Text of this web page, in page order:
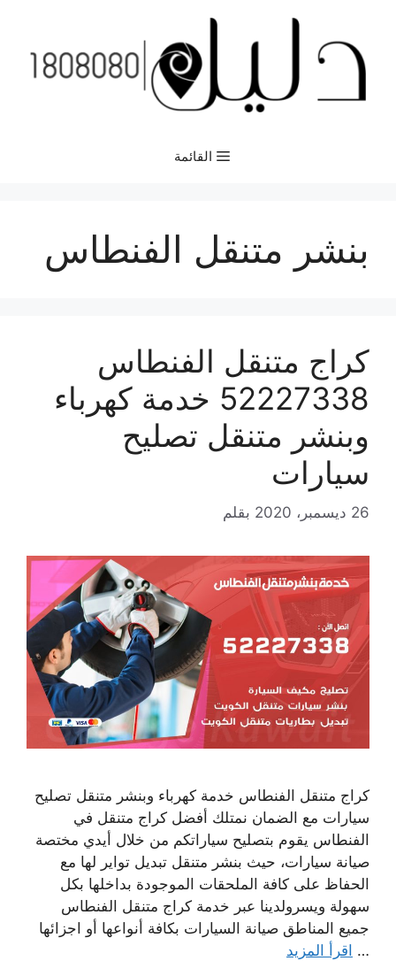
المحتوى
القائمة
بنشر متنقل الفنطاس
كراج متنقل الفنطاس
52227338 خدمة كهرباء
وبنشر متنقل تصليح
سيارات
26 ديسمبر، 2020 بقلم
كراج متنقل الفنطاس خدمة كهرباء وبنشر متنقل تصليح
سيارات مع الضمان نمتلك أفضل كراج متنقل في
الفنطاس يقوم بتصليح سياراتكم من خلال أيدي مختصة
صيانة سيارات، حيث بنشر متنقل تبديل تواير لها مع
الحفاظ على كافة الملحقات الموجودة بداخلها بكل
سهولة ويسرولدينا عبر خدمة كراج متنقل الفنطاس
جميع المناطق صيانة السيارات بكافة أنواعها أو اجزائها
… اقرأ المزيد